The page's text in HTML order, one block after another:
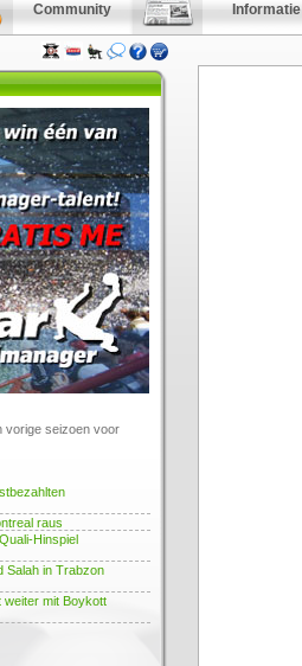
Community Informatie
vorige seizoen voor
raus
Hinspiel
Salah in Trabzon
weiter mit Boykott